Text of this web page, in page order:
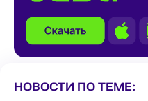
НОВОСТИ ПО ТЕМЕ: